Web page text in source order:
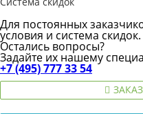
Для постоянных
условия и система скидок.
Остались вопросы?
Задайте их нашему
+7 (495) 777 33 54